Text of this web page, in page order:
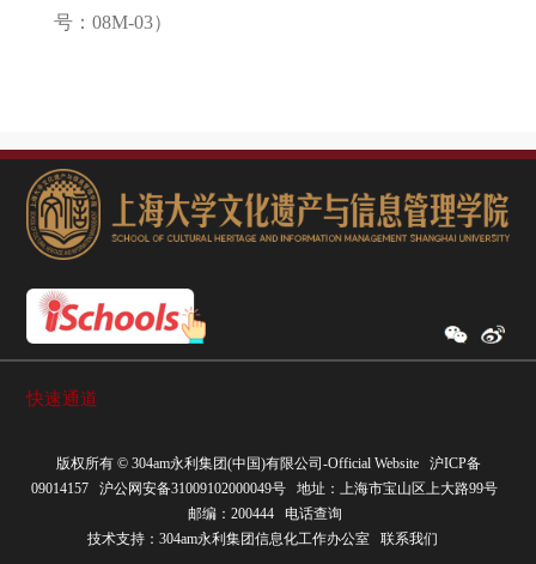
号：08M-03）
快速通道
版权所有 ©304am永利集团(中国)有限公司-Official Website
沪ICP备
09014157
沪公网安备31009102000049号 地址：上海市宝山区上大路99号
邮编：200444
电话查询
技术支持： 304am永利集团信息化工作办公室 联系我们